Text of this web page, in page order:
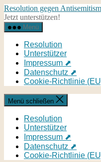
Direkt
zum
Inhalt
wechseln
Resolution gegen
Jetzt unterstützen!
Menü
Resolution
Unterstützer
Impressum ⬈
Datenschutz ⬈
Cookie-Richtlinie
Menü schließen
Resolution
Unterstützer
Impressum ⬈
Datenschutz ⬈
Cookie-Richtlinie